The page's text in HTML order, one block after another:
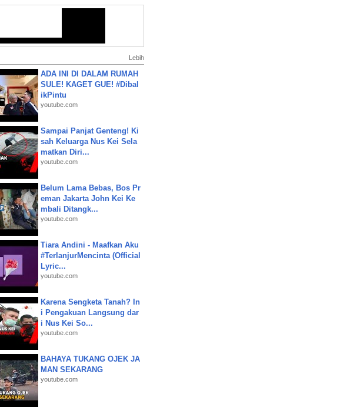
Lebih
ADA INI DI DALAM RUMAH
SULE! KAGET GUE! #Dibal
ikPintu
youtube.com
Sampai Panjat Genteng! Ki
sah Keluarga Nus Kei Sela
matkan Diri...
youtube.com
Belum Lama Bebas, Bos Pr
eman Jakarta John Kei Ke
mbali Ditangk...
youtube.com
Tiara Andini - Maafkan Aku
#TerlanjurMencinta (Official
Lyric...
youtube.com
Karena Sengketa Tanah? In
i Pengakuan Langsung dar
i Nus Kei So...
youtube.com
BAHAYA TUKANG OJEK JA
MAN SEKARANG
youtube.com